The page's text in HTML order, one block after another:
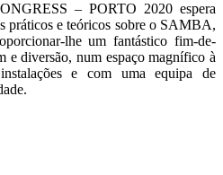
– PORTO 2020 espera
práticos e teóricos sobre o SAMBA,
lhe um fantástico fim-de-
e diversão, num espaço magnífico à
e com uma equipa de